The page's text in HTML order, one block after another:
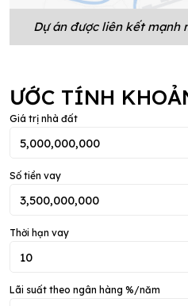
Dự án được liên kết mạnh
ƯỚC TÍNH
Giá trị nhà đất
Số tiền vay
Thời hạn vay
Lãi suất theo ngân hàng %/năm